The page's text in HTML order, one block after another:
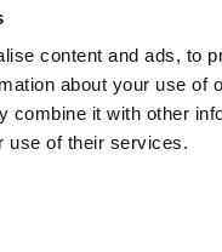
content and ads, to
about your use of
combine it with other
use of their services.